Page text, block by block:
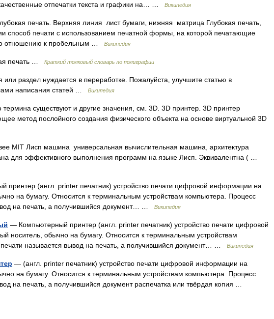
отпечатки текста и графики на… …
Википедия
печать. Верхняя линия лист бумаги, нижняя матрица Глубокая печать,
способ печати с использованием печатной формы, на которой печатающие
отношению к пробельным …
Википедия
печать … Краткий толковый словарь по полиграфии
или раздел нуждается в переработке. Пожалуйста, улучшите статью в
написания статей …
Википедия
термина существуют и другие значения, см. 3D. 3D принтер. 3D принтер
метод послойного создания физического объекта на основе виртуальной 3D
MIT Лисп машина универсальная вычислительная машина, архитектура
для эффективного выполнения программ на языке Лисп. Эквивалентна ( …
принтер (англ. printer печатник) устройство печати цифровой информации на
на бумагу. Относится к терминальным устройствам компьютера. Процесс
на печать, а получившийся документ… …
Википедия
— Компьютерный принтер (англ. printer печатник) устройство печати цифровой
носитель, обычно на бумагу. Относится к терминальным устройствам
называется вывод на печать, а получившийся документ… …
Википедия
— (англ. printer печатник) устройство печати цифровой информации на
на бумагу. Относится к терминальным устройствам компьютера. Процесс
на печать, а получившийся документ распечатка или твёрдая копия …